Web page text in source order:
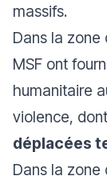
massifs.
Dans la
MSF ont
humanitaire
violence, dont
déplacées
Dans la zone